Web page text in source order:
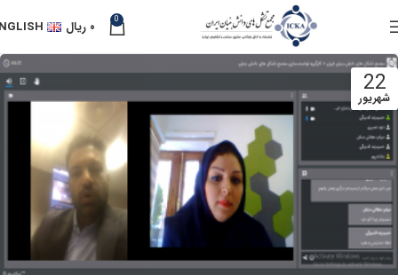
0 ۰ ریال
22
شهریور